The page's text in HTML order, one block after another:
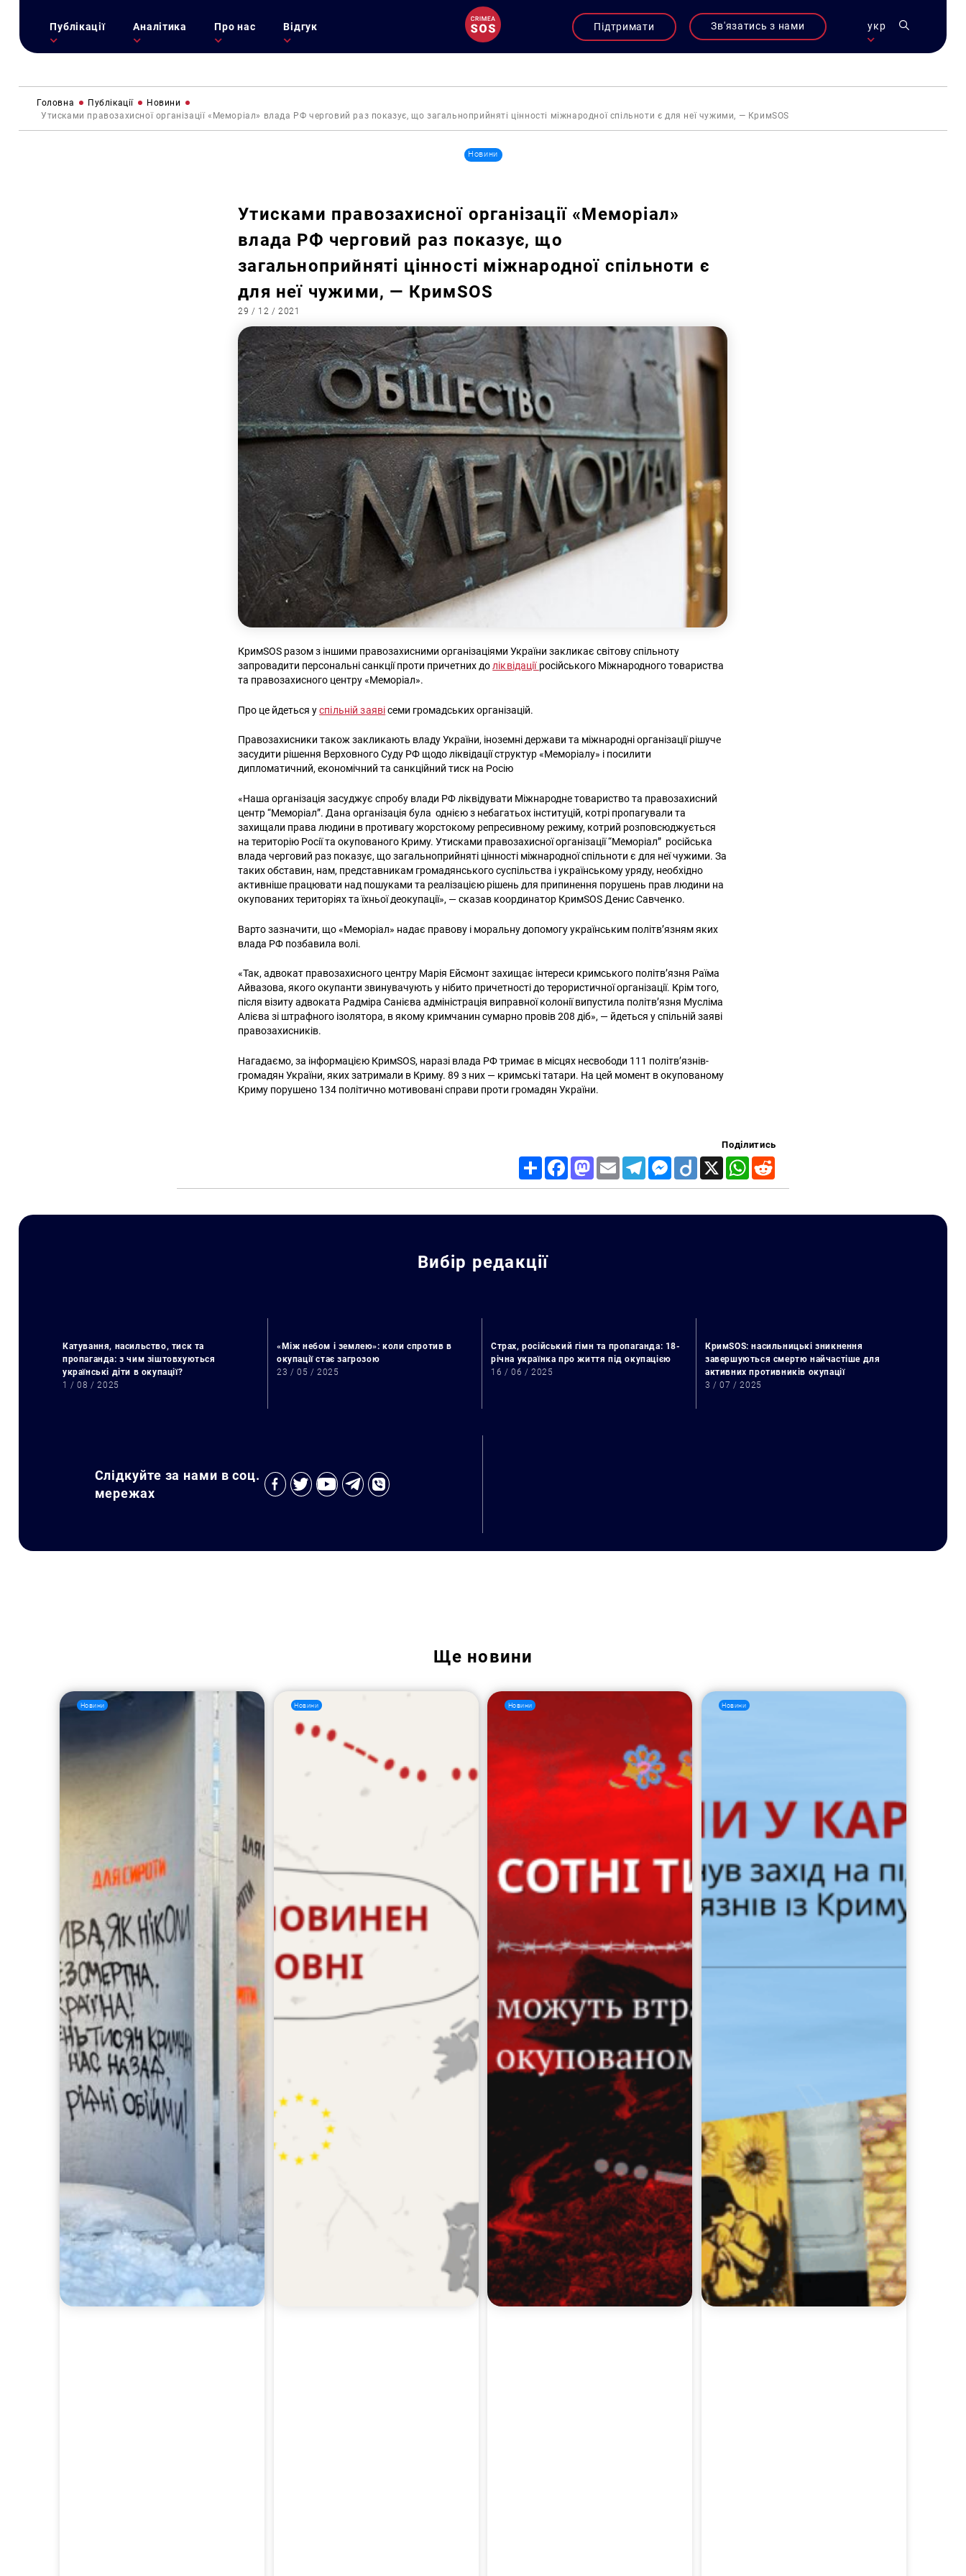
Публікації Аналітика Про нас Відгук Підтримати Зв'язатись з нами укр
Головна Публікації
Новини
Утисками правозахисної організації «Меморіал» влада РФ черговий раз показує, що загальноприйняті цінності міжнародної спільноти є для неї чужими, — КримSOS
Новини
Утисками правозахисної організації «Меморіал»
влада РФ черговий раз показує, що
загальноприйняті цінності міжнародної спільноти є
для неї чужими, — КримSOS
29 / 12 / 2021
КримSOS разом з іншими правозахисними організаціями України закликає світову спільноту
запровадити персональні санкції проти причетних доліквідації російського Міжнародного товариства
та правозахисного центру «Меморіал».
Про це йдеться успільній заявісеми громадських організацій.
Правозахисники також закликають владу України, іноземні держави та міжнародні організації рішуче
засудити рішення Верховного Суду РФ щодо ліквідації структур «Меморіалу» і посилити
дипломатичний, економічний та санкційний тиск на Росію
«Наша організація засуджує спробу влади РФ ліквідувати Міжнародне товариство та правозахисний
центр “Меморіал”. Дана організація була однією з небагатьох інституцій, котрі пропагували та
захищали права людини в противагу жорстокому репресивному режиму, котрий розповсюджується
на територію Росії та окупованого Криму. Утисками правозахисної організації “Меморіал” російська
влада черговий раз показує, що загальноприйняті цінності міжнародної спільноти є для неї чужими. За
таких обставин, нам, представникам громадянського суспільства і українському уряду, необхідно
активніше працювати над пошуками та реалізацією рішень для припинення порушень прав людини на
окупованих територіях та їхньої деокупації», — сказав координатор КримSOS Денис Савченко.
Варто зазначити, що «Меморіал» надає правову і моральну допомогу українським політв’язням яких
влада РФ позбавила волі.
«Так, адвокат правозахисного центру Марія Ейсмонт захищає інтереси кримського політв’язня Раїма
Айвазова, якого окупанти звинувачують у нібито причетності до терористичної організації. Крім того,
після візиту адвоката Радміра Санієва адміністрація виправної колонії випустила політв’язня Мусліма
Алієва зі штрафного ізолятора, в якому кримчанин сумарно провів 208 діб», — йдеться у спільній заяві
правозахисників.
Нагадаємо, за інформацією КримSOS, наразі влада РФ тримає в місцях несвободи 111 політв’язнів-
громадян України, яких затримали в Криму. 89 з них — кримські татари. На цей момент в окупованому
Криму порушено 134 політично мотивовані справи проти громадян України.
Поділитись
Share FacebookMastodon
Email TelegramMessenger
Diigo X WhatsApp
Вибір редакції
Катування, насильство, тиск та
пропаганда: з чим зіштовхуються
українські діти в окупації?
1 / 08 / 2025
«Між небом і землею»: коли спротив в
окупації стає загрозою
23 / 05 / 2025
Страх, російський гімн та пропаганда: 18-
річна українка про життя під окупацією
16 / 06 / 2025
КримSOS: насильницькі зникнення
завершуються смертю найчастіше для
активних противників окупації
3 / 07 / 2025
Слідкуйте за нами в соц.
мережах
Ще новини
Новини Новини Новини Новини